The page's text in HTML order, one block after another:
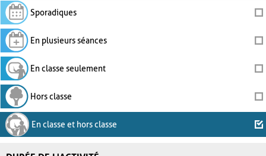
Sporadiques
En plusieurs séances
En classe seulement
Hors classe
En classe et hors classe